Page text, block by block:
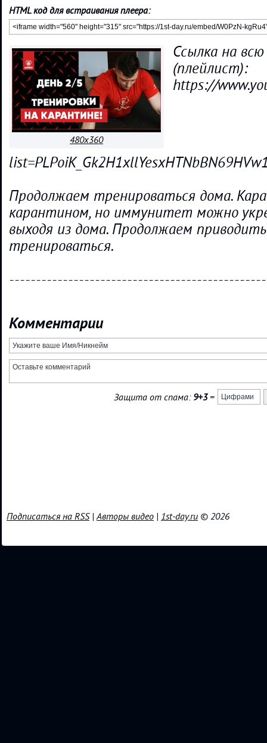
HTML код для встраивания плеера:
480x360
Ссылка на
(плейлист):
https://
Продолжаем тренироваться дома.
карантином, но иммунитет можно
выходя из дома. Продолжаем
тренироваться.
Комментарии
Защита от спама: 9+3=
Подписаться на RSS|Авторы видео | 1st-day.ru © 2026